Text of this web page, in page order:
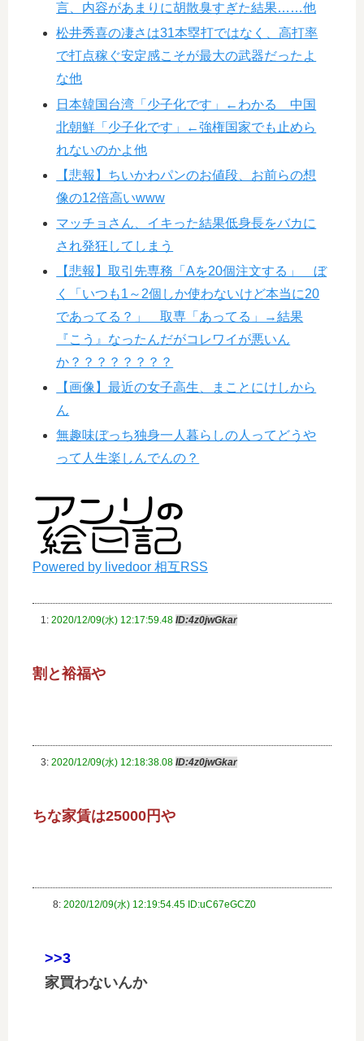
言、内容があまりに胡散臭すぎた結果……他
松井秀喜の凄さは31本塁打ではなく、高打率
で打点稼ぐ安定感こそが最大の武器だったよ
な他
日本韓国台湾「少子化です」←わかる 中国
北朝鮮「少子化です」←強権国家でも止めら
れないのかよ他
【悲報】ちいかわパンのお値段、お前らの想
像の12倍高いwww
マッチョさん、イキった結果低身長をバカに
され発狂してしまう
【悲報】取引先専務「Aを20個注文する」 ぼ
く「いつも1～2個しか使わないけど本当に20
であってる？」 取専「あってる」→結果
『こう』なったんだがコレワイが悪いん
か？？？？？？？？
【画像】最近の女子高生、まことにけしから
ん
無趣味ぼっち独身一人暮らしの人ってどうや
って人生楽しんでんの？
Powered by livedoor 相互RSS
1: 2020/12/09(水) 12:17:59.48 ID:4z0jwGkar
割と裕福や
3: 2020/12/09(水) 12:18:38.08 ID:4z0jwGkar
ちな家賃は25000円や
8: 2020/12/09(水) 12:19:54.45 ID:uC67eGCZ0
>>3
家買わないんか